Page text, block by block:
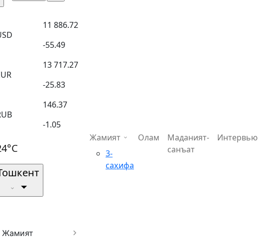
11 886.72
-55.49
13 717.27
-25.83
146.37
-1.05
Жамият
Жамият
3-
саҳифа
Олам
Маданият-
санъат
Интервью